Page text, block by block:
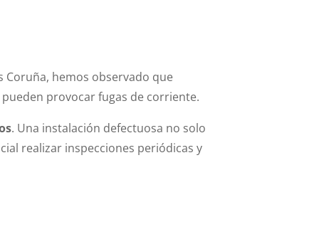
Coruña, hemos observado que
provocar fugas de corriente.
. Una instalación defectuosa no solo
realizar inspecciones periódicas y